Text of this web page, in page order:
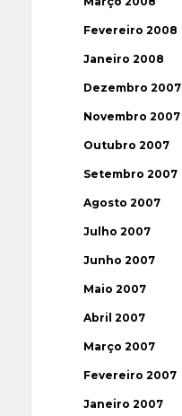
Fevereiro 2008
Janeiro 2008
Dezembro 2007
Novembro 2007
Outubro 2007
Setembro 2007
Agosto 2007
Julho 2007
Junho 2007
Maio 2007
Abril 2007
Março 2007
Fevereiro 2007
Janeiro 2007